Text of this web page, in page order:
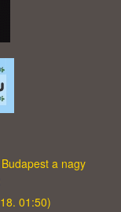
a nagy
01:50)